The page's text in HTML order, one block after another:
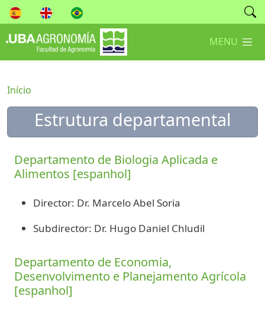
MENU
Início
Estrutura departamental
Departamento de Biologia Aplicada e
Alimentos [espanhol]
Director: Dr. Marcelo Abel Soria
Subdirector: Dr. Hugo Daniel Chludil
Departamento de Economia,
Desenvolvimento e Planejamento Agrícola
[espanhol]